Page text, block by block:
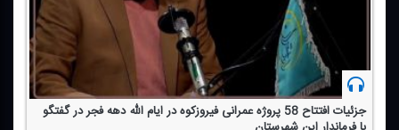
جزئیات افتتاح 58 پروژه عمرانی فیروزكوه در ایام الله دهه فجر در گفتگو